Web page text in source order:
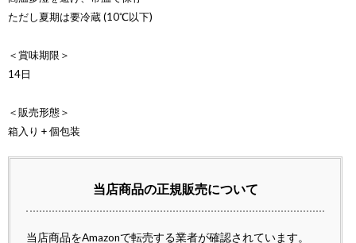
ただし夏期は要冷蔵 (10℃以下)
＜賞味期限＞
14日
＜販売形態＞
箱入り + 個包装
当店商品の正規販売について
当店商品をAmazonで転売する業者が確認されています。